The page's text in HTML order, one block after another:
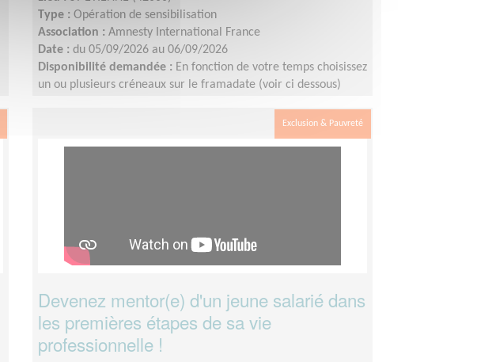
Type : Opération de sensibilisation
Association : Amnesty International France
Date : du 05/09/2026 au 06/09/2026
Disponibilité demandée : En fonction de votre temps choisissez
un ou plusieurs créneaux sur le framadate (voir ci dessous)
Exclusion & Pauvreté
Devenez mentor(e) d'un jeune salarié dans
les premières étapes de sa vie
professionnelle !